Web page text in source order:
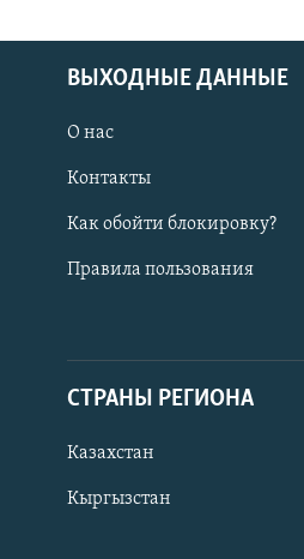
ВЫХОДНЫЕ ДАННЫЕ
О нас
Контакты
Как обойти блокировку?
Правила пользования
СТРАНЫ РЕГИОНА
Казахстан
Кыргызстан